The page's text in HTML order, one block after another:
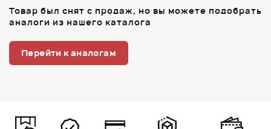
Товар был снят с продаж, но вы можете подобрать
аналоги из нашего каталога
Перейти к аналогам